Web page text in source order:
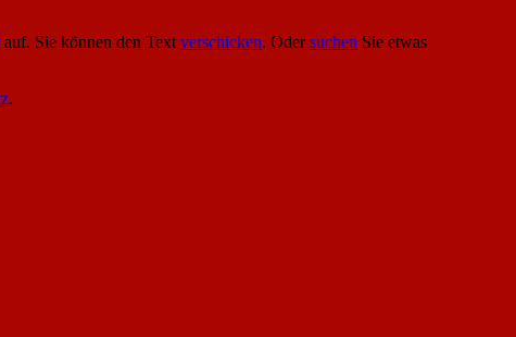
auf. Sie können den Text verschicken. Odersuchen Sie etwas
.